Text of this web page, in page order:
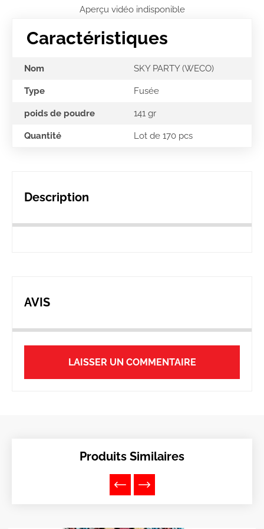
Aperçu vidéo indisponible
Caractéristiques
Nom SKY PARTY (WECO)
Type Fusée
poids de poudre 141 gr
Quantité Lot de 170 pcs
Description
AVIS
LAISSER UN COMMENTAIRE
Produits Similaires